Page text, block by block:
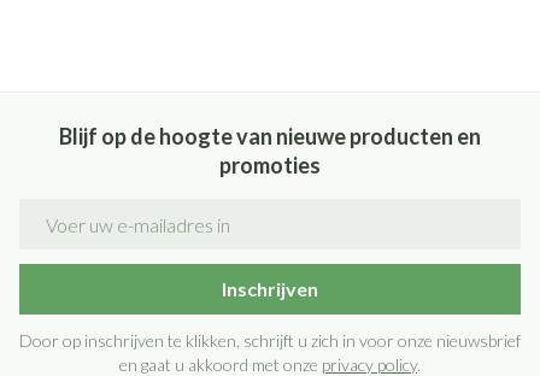
Blijf op de hoogte van nieuwe producten en
promoties
Inschrijven
Door op inschrijven te klikken, schrijft u zich in voor onze nieuwsbrief
en gaat u akkoord met onze privacy policy.